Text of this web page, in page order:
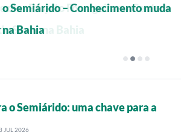
Projeto Forrageiras e Centros
Senar na Bahia
Semiárido – Conhecimento muda
Bahia
da CNA lança Rally
Semiárido
Central de Inteligência
agro
o Semiárido: uma chave para a
JUL 2026